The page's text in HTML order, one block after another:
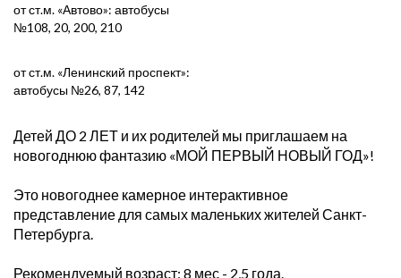
от ст.м. «Автово»: автобусы
№108, 20, 200, 210
от ст.м. «Ленинский проспект»:
автобусы №26, 87, 142
Детей ДО 2 ЛЕТ и их родителей мы приглашаем на
новогоднюю фантазию «МОЙ ПЕРВЫЙ НОВЫЙ ГОД»!
Это новогоднее камерное интерактивное
представление для самых маленьких жителей Санкт-
Петербурга.
Рекомендуемый возраст: 8 мес - 2,5 года.